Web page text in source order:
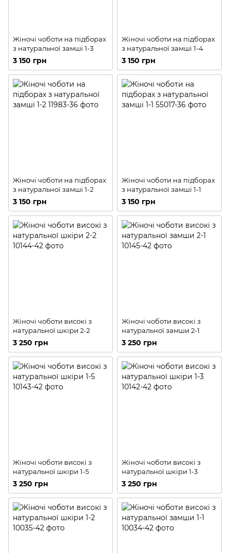
Жіночі чоботи на підборах
з натуральної замші 1-3
3 150 грн
Жіночі чоботи на підборах
з натуральної замші 1-4
3 150 грн
Жіночі чоботи на підборах
з натуральної замші 1-2
3 150 грн
Жіночі чоботи на підборах
з натуральної замші 1-1
3 150 грн
Жіночі чоботи високі з
натуральної шкіри 2-2
3 250 грн
Жіночі чоботи високі з
натуральної замши 2-1
3 250 грн
Жіночі чоботи високі з
натуральної шкіри 1-5
3 250 грн
Жіночі чоботи високі з
натуральної шкіри 1-3
3 250 грн